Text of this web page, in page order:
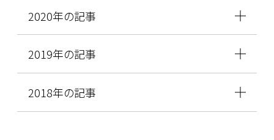
2020年の記事
2019年の記事
2018年の記事